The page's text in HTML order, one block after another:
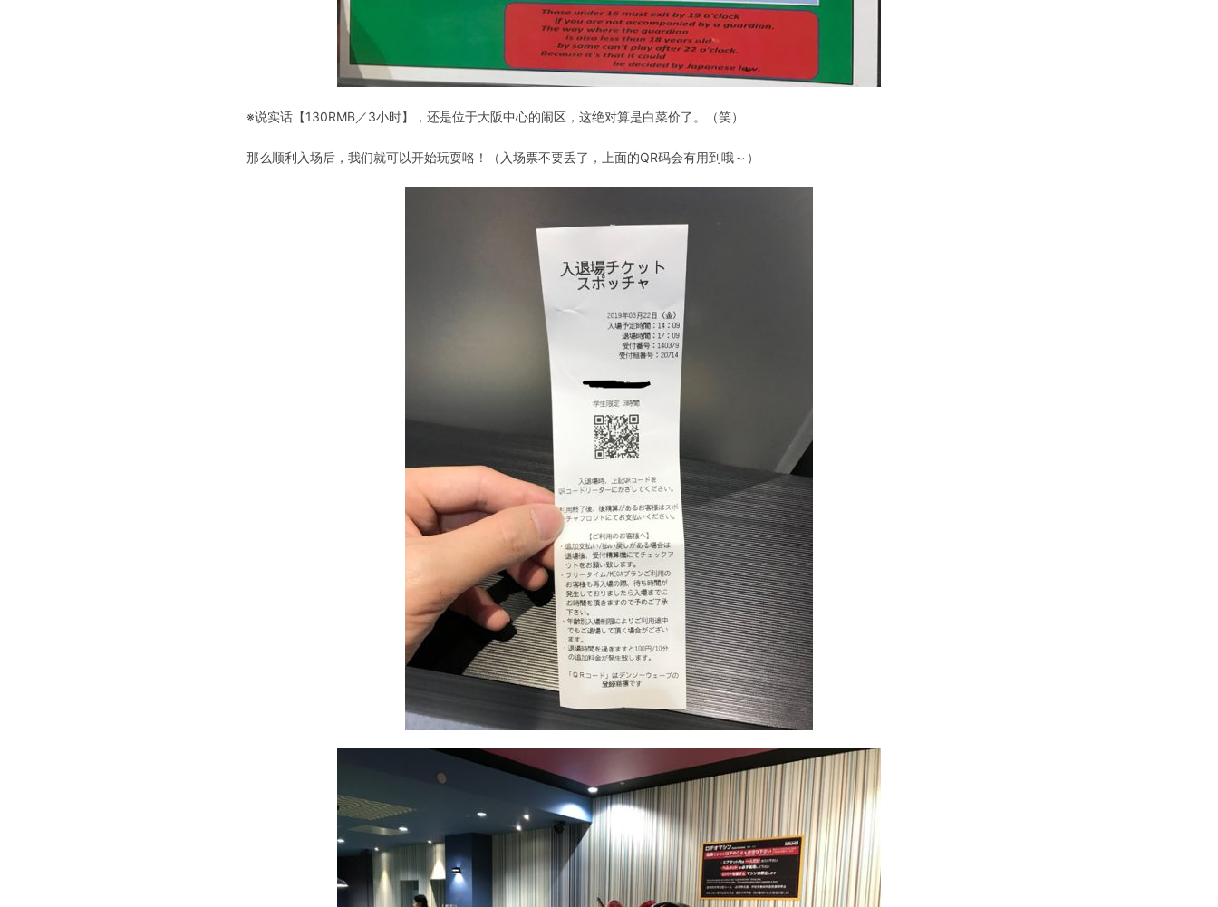
※说实话【130RMB／3小时】，还是位于大阪中心的闹区，这绝对算是白菜价了。（笑）
那么顺利入场后，我们就可以开始玩耍咯！（入场票不要丢了，上面的QR码会有用到哦～）